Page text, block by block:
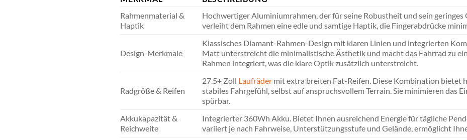
Rahmenmaterial &
Haptik
Hochwertiger Aluminiumrahmen, der für seine Robustheit und sein
verleiht dem Rahmen eine edle und samtige Haptik, die Fingerabdrücke
Design-Merkmale
Klassisches Diamant-Rahmen-Design mit klaren Linien und integrierten
Matt unterstreicht die minimalistische Ästhetik und macht das Fahrrad zu
Rahmen integriert, was die klare Optik zusätzlich unterstreicht.
Radgröße & Reifen
27.5+ Zoll Laufrädermit extra breiten Fat-Reifen. Diese Kombination bietet
stabiles Fahrgefühl, selbst auf anspruchsvollem Terrain. Sie minimieren
spürbar.
Akkukapazität &
Reichweite
Integrierter 360Wh Akku. Bietet Ihnen ausreichend Energie für tägliche
variiert je nach Fahrweise, Unterstützungsstufe und Gelände, ermöglicht